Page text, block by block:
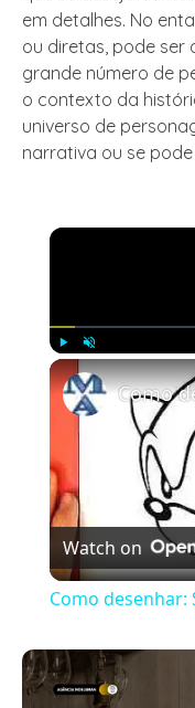
em detalhes. No
ou diretas, pode ser
grande número de
o contexto da
universo de
narrativa ou se
Watch on
Como desenhar: